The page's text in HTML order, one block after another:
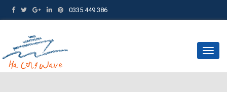
0335.449.386